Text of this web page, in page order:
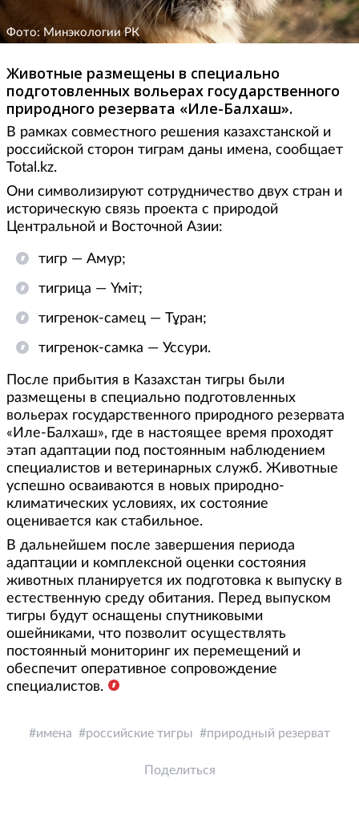
Фото: Минэкологии РК
Животные размещены в специально
подготовленных вольерах государственного
природного резервата «Иле-Балхаш».
В рамках совместного решения казахстанской и
российской сторон тиграм даны имена, сообщает
Total.kz.
Они символизируют сотрудничество двух стран и
историческую связь проекта с природой
Центральной и Восточной Азии:
тигр — Амур;
тигрица — Үміт;
тигренок-самец — Тұран;
тигренок-самка — Уссури.
После прибытия в Казахстан тигры были
размещены в специально подготовленных
вольерах государственного природного резервата
«Иле-Балхаш», где в настоящее время проходят
этап адаптации под постоянным наблюдением
специалистов и ветеринарных служб. Животные
успешно осваиваются в новых природно-
климатических условиях, их состояние
оценивается как стабильное.
В дальнейшем после завершения периода
адаптации и комплексной оценки состояния
животных планируется их подготовка к выпуску в
естественную среду обитания. Перед выпуском
тигры будут оснащены спутниковыми
ошейниками, что позволит осуществлять
постоянный мониторинг их перемещений и
обеспечит оперативное сопровождение
специалистов.
имена российские тигры природный резерват
Поделиться